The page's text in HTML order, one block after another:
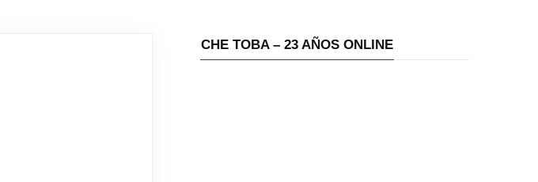
CHE TOBA – 23 AÑOS ONLINE